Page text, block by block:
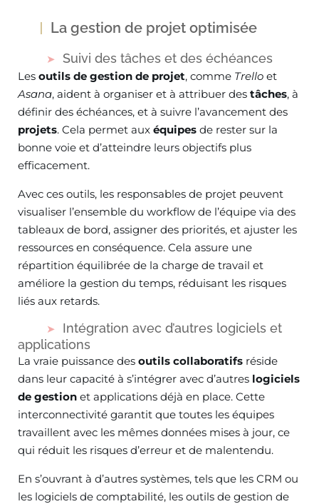
La gestion de projet optimisée
Suivi des tâches et des échéances
Les outils de gestion de projet, comme Trello et
Asana, aident à organiser et à attribuer des tâches, à
définir des échéances, et à suivre l’avancement des
projets. Cela permet aux équipes de rester sur la
bonne voie et d’atteindre leurs objectifs plus
efficacement.
Avec ces outils, les responsables de projet peuvent
visualiser l’ensemble du workflow de l’équipe via des
tableaux de bord, assigner des priorités, et ajuster les
ressources en conséquence. Cela assure une
répartition équilibrée de la charge de travail et
améliore la gestion du temps, réduisant les risques
liés aux retards.
Intégration avec d’autres logiciels et
applications
La vraie puissance des outils collaboratifs réside
dans leur capacité à s’intégrer avec d’autres logiciels
de gestion et applications déjà en place. Cette
interconnectivité garantit que toutes les équipes
travaillent avec les mêmes données mises à jour, ce
qui réduit les risques d’erreur et de malentendu.
En s’ouvrant à d’autres systèmes, tels que les CRM ou
les logiciels de comptabilité, les outils de gestion de